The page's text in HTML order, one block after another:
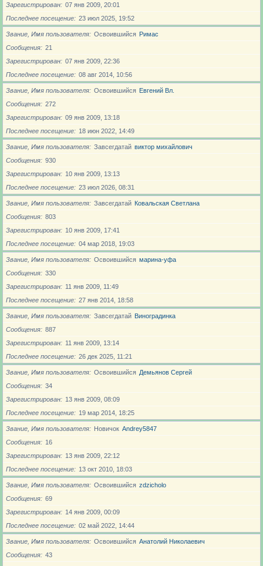
Зарегистрирован
07 янв 2009, 20:01
Последнее посещение
23 июл 2025, 19:52
Звание, Имя пользователя Освоившийся Римас
Сообщения
21
Зарегистрирован
07 янв 2009, 22:36
Последнее посещение
08 авг 2014, 10:56
Звание, Имя пользователя Освоившийся Евгений Вл.
Сообщения
272
Зарегистрирован
09 янв 2009, 13:18
Последнее посещение
18 июн 2022, 14:49
Звание, Имя пользователя Завсегдатай виктор михайлович
Сообщения
930
Зарегистрирован
10 янв 2009, 13:13
Последнее посещение
23 июл 2026, 08:31
Звание, Имя пользователя Завсегдатай Ковальская Светлана
Сообщения
803
Зарегистрирован
10 янв 2009, 17:41
Последнее посещение
04 мар 2018, 19:03
Звание, Имя пользователя Освоившийся марина-уфа
Сообщения
330
Зарегистрирован
11 янв 2009, 11:49
Последнее посещение
27 янв 2014, 18:58
Звание, Имя пользователя Завсегдатай Виноградинка
Сообщения
887
Зарегистрирован
11 янв 2009, 13:14
Последнее посещение
26 дек 2025, 11:21
Звание, Имя пользователя Освоившийся Демьянов Сергей
Сообщения
34
Зарегистрирован
13 янв 2009, 08:09
Последнее посещение
19 мар 2014, 18:25
Звание, Имя пользователя Новичoк Andrey5847
Сообщения
16
Зарегистрирован
13 янв 2009, 22:12
Последнее посещение
13 окт 2010, 18:03
Звание, Имя пользователя Освоившийся zdzicholo
Сообщения
69
Зарегистрирован
14 янв 2009, 00:09
Последнее посещение
02 май 2022, 14:44
Звание, Имя пользователя Освоившийся Анатолий Николаевич
Сообщения
43